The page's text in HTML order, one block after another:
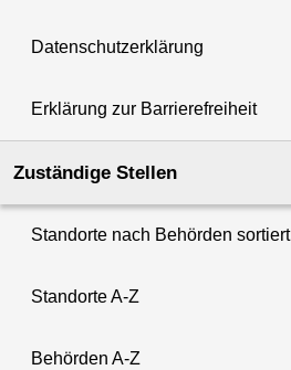
Datenschutzerklärung
Erklärung zur Barrierefreiheit
Zuständige Stellen
Standorte nach Behörden sortiert
Standorte A-Z
Behörden A-Z